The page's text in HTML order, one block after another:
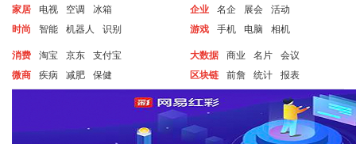
家居 电视 空调
冰箱
时尚
智能 机器人 识别
企业 名企 展会
活动
游戏
手机 电脑 相机
消费 淘宝 京东
支付宝
微商
疾病 减肥 保健
大数据 商业 名片
会议
区块链
前詹 统计 报表